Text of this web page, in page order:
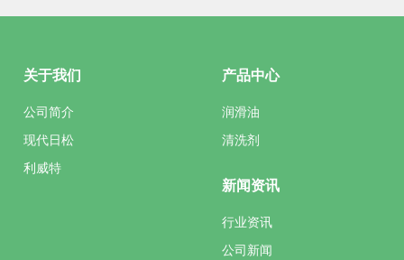
关于我们
公司简介
现代日松
利威特
产品中心
润滑油
清洗剂
新闻资讯
行业资讯
公司新闻